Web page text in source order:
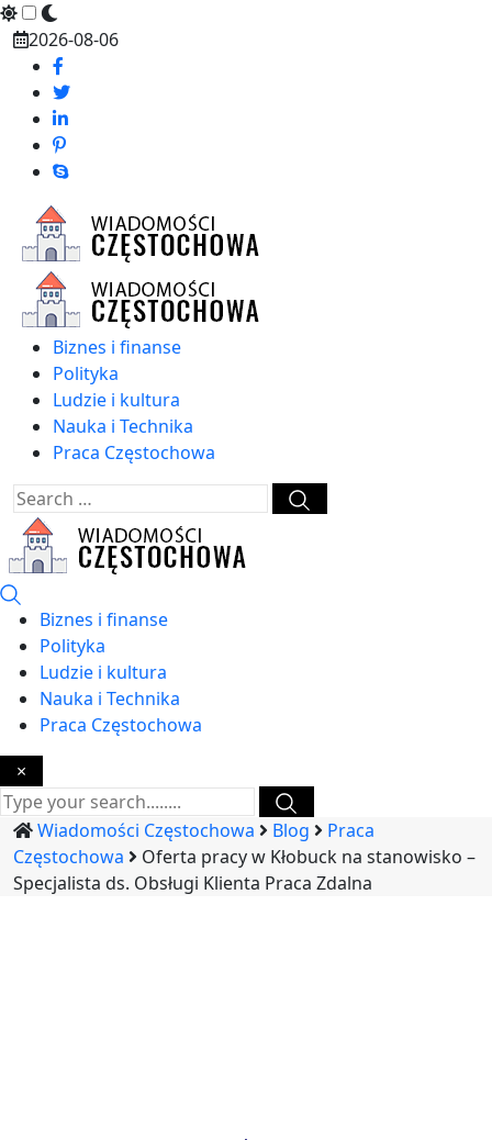
Skip
content
2026-08-06
Biznes i finanse
Polityka
Ludzie i kultura
Nauka i Technika
Praca Częstochowa
Biznes i finanse
Polityka
Ludzie i kultura
Nauka i Technika
Praca Częstochowa
×
Wiadomości Częstochowa Blog
Praca
Częstochowa
Oferta pracy w Kłobuck na stanowisko –
Specjalista ds. Obsługi Klienta Praca Zdalna